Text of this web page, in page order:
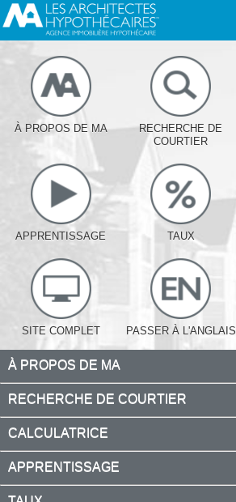
À PROPOS DE MA
RECHERCHE DE
COURTIER
APPRENTISSAGE TAUX
SITE COMPLET PASSER À L'ANGLAIS
À PROPOS DE MA
RECHERCHE DE COURTIER
CALCULATRICE
APPRENTISSAGE